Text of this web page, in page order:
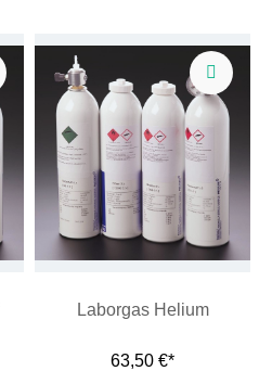
Laborgas Helium
63,50 €*